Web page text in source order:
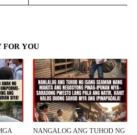
FOR YOU
NANGALOG ANG TUHOD NG